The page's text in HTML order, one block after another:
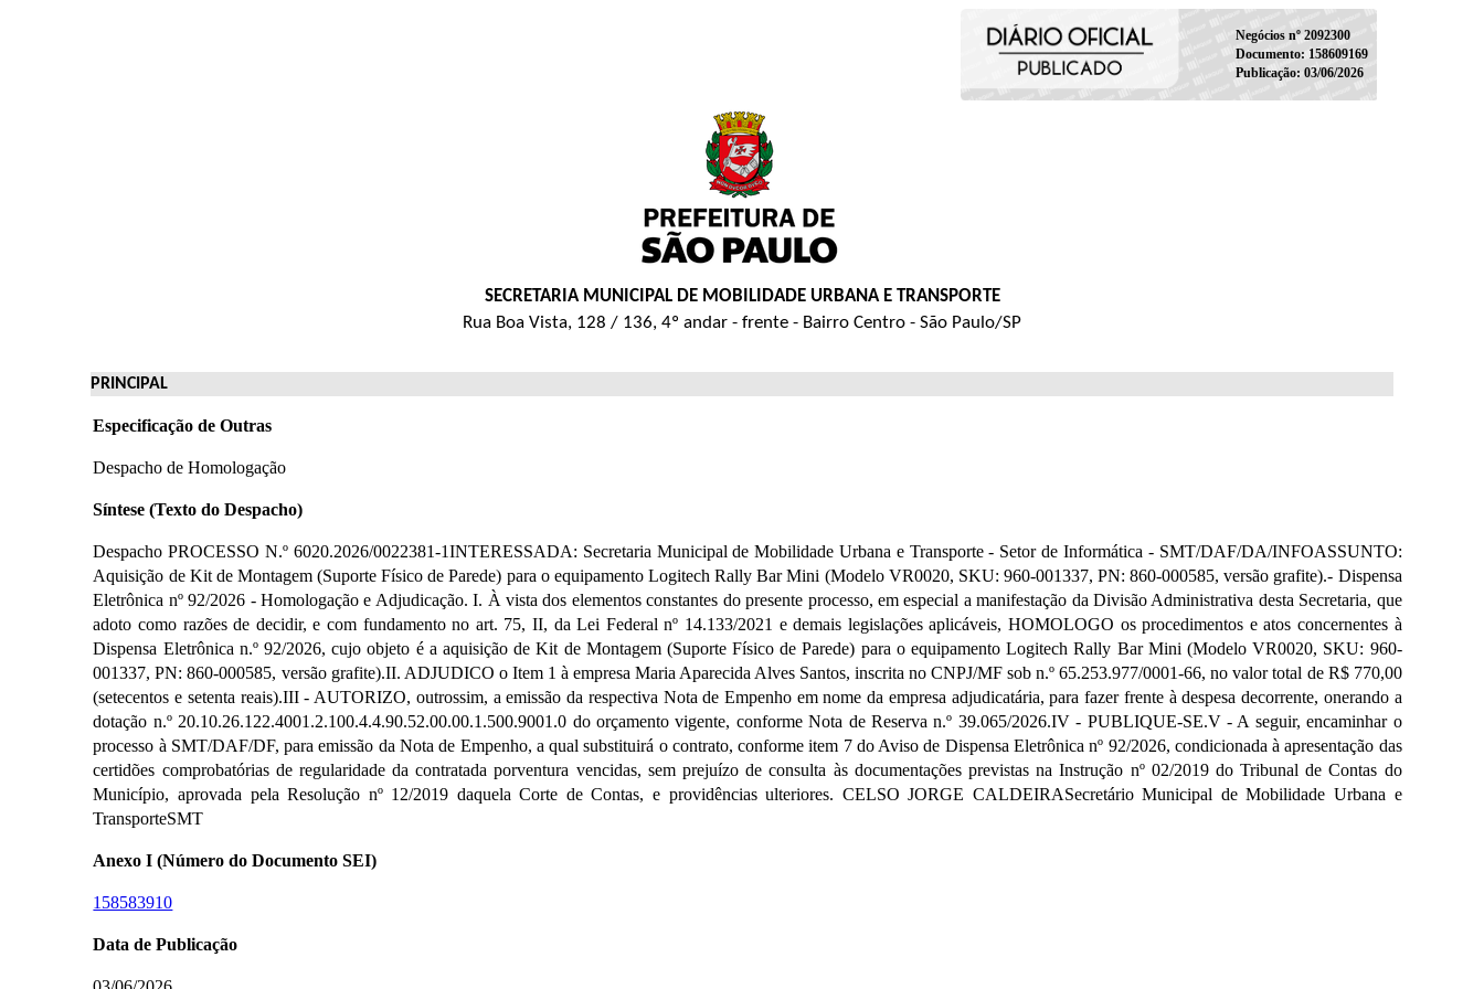
Negócios nº 2092300
Documento: 158609169
Publicação: 03/06/2026
SECRETARIA MUNICIPAL DE MOBILIDADE URBANA E TRANSPORTE
Rua Boa Vista, 128 / 136, 4º andar - frente - Bairro Centro - São Paulo/SP
PRINCIPAL
Especificação de Outras
Despacho de Homologação
Síntese (Texto do Despacho)
Despacho PROCESSO N.º 6020.2026/0022381-1INTERESSADA: Secretaria Municipal de Mobilidade Urbana e Transporte - Setor de Informática - SMT/DAF/DA/INFOASSUNTO:
Aquisição de Kit de Montagem (Suporte Físico de Parede) para o equipamento Logitech Rally Bar Mini (Modelo VR0020, SKU: 960-001337, PN: 860-000585, versão grafite).- Dispensa
Eletrônica nº 92/2026 - Homologação e Adjudicação. I. À vista dos elementos constantes do presente processo, em especial a manifestação da Divisão Administrativa desta Secretaria, que
adoto como razões de decidir, e com fundamento no art. 75, II, da Lei Federal nº 14.133/2021 e demais legislações aplicáveis, HOMOLOGO os procedimentos e atos concernentes à
Dispensa Eletrônica n.º 92/2026, cujo objeto é a aquisição de Kit de Montagem (Suporte Físico de Parede) para o equipamento Logitech Rally Bar Mini (Modelo VR0020, SKU: 960-
001337, PN: 860-000585, versão grafite).II. ADJUDICO o Item 1 à empresa Maria Aparecida Alves Santos, inscrita no CNPJ/MF sob n.º 65.253.977/0001-66, no valor total de R$ 770,00
(setecentos e setenta reais).III - AUTORIZO, outrossim, a emissão da respectiva Nota de Empenho em nome da empresa adjudicatária, para fazer frente à despesa decorrente, onerando a
dotação n.º 20.10.26.122.4001.2.100.4.4.90.52.00.00.1.500.9001.0 do orçamento vigente, conforme Nota de Reserva n.º 39.065/2026.IV - PUBLIQUE-SE.V - A seguir, encaminhar o
processo à SMT/DAF/DF, para emissão da Nota de Empenho, a qual substituirá o contrato, conforme item 7 do Aviso de Dispensa Eletrônica nº 92/2026, condicionada à apresentação das
certidões comprobatórias de regularidade da contratada porventura vencidas, sem prejuízo de consulta às documentações previstas na Instrução nº 02/2019 do Tribunal de Contas do
Município, aprovada pela Resolução nº 12/2019 daquela Corte de Contas, e providências ulteriores. CELSO JORGE CALDEIRASecretário Municipal de Mobilidade Urbana e
TransporteSMT
Anexo I (Número do Documento SEI)
158583910
Data de Publicação